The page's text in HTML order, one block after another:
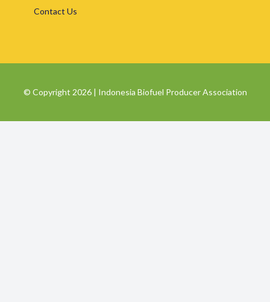
Contact Us
© Copyright 2026 | Indonesia Biofuel Producer Association